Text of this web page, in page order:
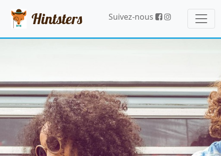
Hintsters Suivez-nous